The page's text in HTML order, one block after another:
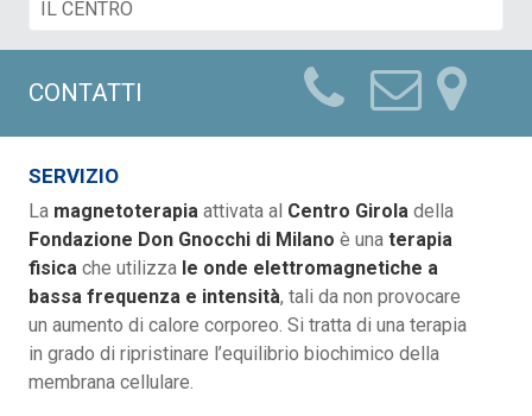
CONTATTI
SERVIZIO
La magnetoterapia attivata al Centro Girola della
Fondazione Don Gnocchi di Milano è una terapia
fisica che utilizza le onde elettromagnetiche a
bassa frequenza e intensità, tali da non provocare
un aumento di calore corporeo. Si tratta di una terapia
in grado di ripristinare l’equilibrio biochimico della
membrana cellulare.